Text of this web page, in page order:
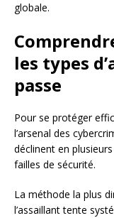
globale.
les types
passe
Pour se protéger
l’arsenal des
déclinent en
failles de sécurité.
La méthode la plus
l’assaillant tente